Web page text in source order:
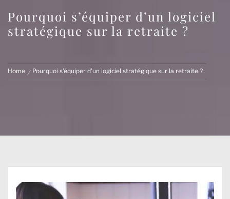
Pourquoi s’équiper d’un logiciel
stratégique sur la retraite ?
Home Pourquoi s’équiper d’un logiciel stratégique sur la retraite ?